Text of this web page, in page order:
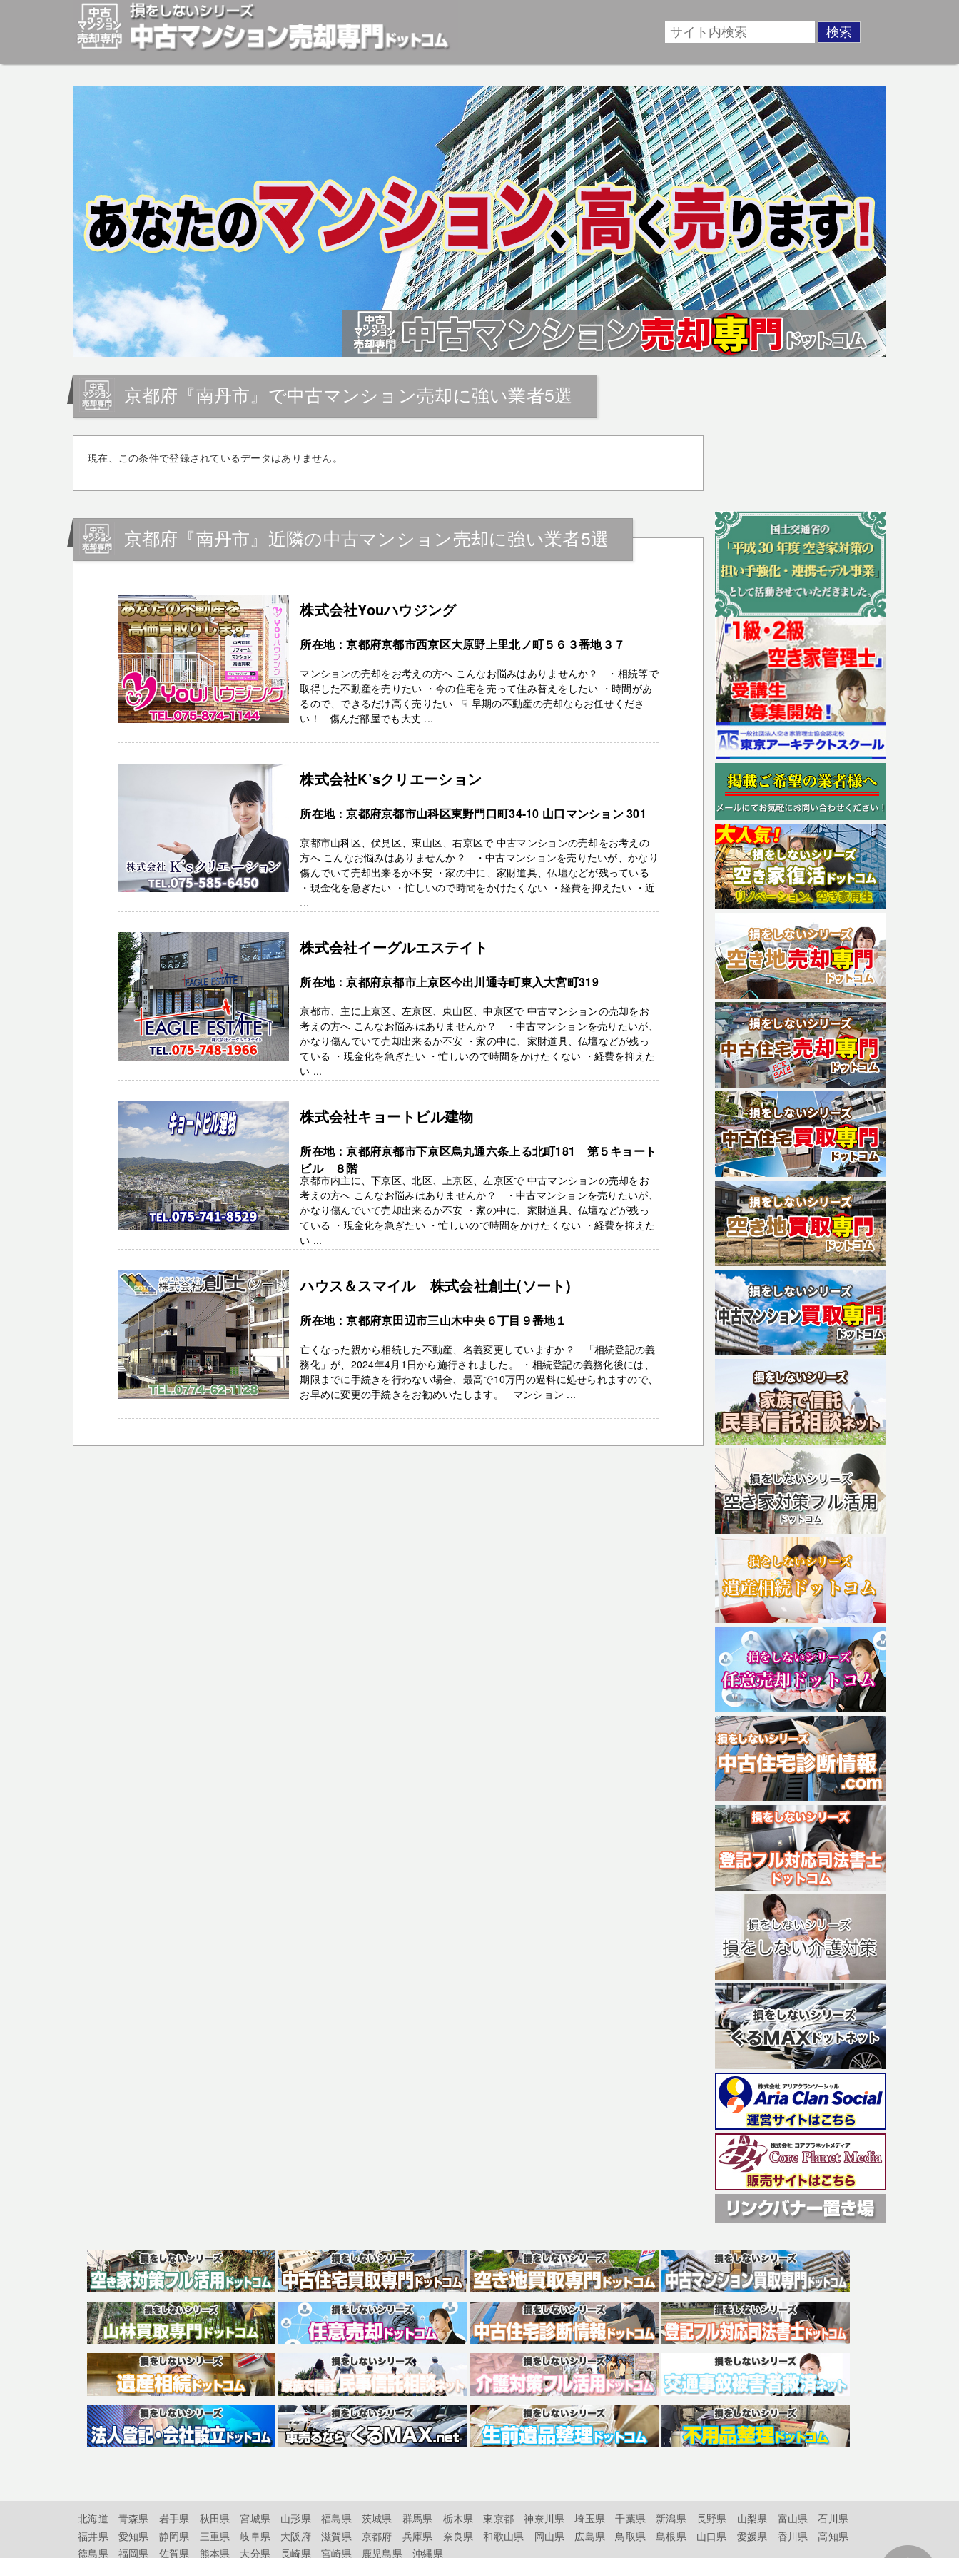
マンションの「売却」は「個人」の方々が、「買取」は不動産や開発等の「業者」が物件を買います。一般的に「売却」は時間はかかるが相場に準じた売却金額、「買取」は短期ではあるが相場より
安めの売却金額と言われています。マンションの売却をご検討中の方はお気軽にご相談ください。マンション、アパート、相続不動産など不動産売却のお悩みを全国の専門家が解決致します！
京都府『南丹市』で中古マンション売却に強い業者5選
現在、この条件で登録されているデータはありません。
京都府『南丹市』近隣の中古マンション売却に強い業者5選
株式会社Youハウジング
所在地：京都府京都市西京区大原野上里北ノ町５６３番地３７
マンションの売却をお考えの方へ こんなお悩みはありませんか？ ・相続等で
取得した不動産を売りたい ・今の住宅を売って住み替えをしたい ・時間があ
るので、できるだけ高く売りたい ☟ 早期の不動産の売却ならお任せくださ
い！ 傷んだ部屋でも大丈 ...
株式会社K’sクリエーション
所在地：京都府京都市山科区東野門口町34-10 山口マンション 301
京都市山科区、伏見区、東山区、右京区で 中古マンションの売却をお考えの
方へ こんなお悩みはありませんか？ ・中古マンションを売りたいが、かなり
傷んでいて売却出来るか不安 ・家の中に、家財道具、仏壇などが残っている
・現金化を急ぎたい ・忙しいので時間をかけたくない ・経費を抑えたい ・近
...
株式会社イーグルエステイト
所在地：京都府京都市上京区今出川通寺町東入大宮町319
京都市、主に上京区、左京区、東山区、中京区で 中古マンションの売却をお
考えの方へ こんなお悩みはありませんか？ ・中古マンションを売りたいが、
かなり傷んでいて売却出来るか不安 ・家の中に、家財道具、仏壇などが残っ
ている ・現金化を急ぎたい ・忙しいので時間をかけたくない ・経費を抑えた
い ...
株式会社キョートビル建物
所在地：京都府京都市下京区烏丸通六条上る北町181 第５キョート
ビル ８階
京都市内主に、下京区、北区、上京区、左京区で 中古マンションの売却をお
考えの方へ こんなお悩みはありませんか？ ・中古マンションを売りたいが、
かなり傷んでいて売却出来るか不安 ・家の中に、家財道具、仏壇などが残っ
ている ・現金化を急ぎたい ・忙しいので時間をかけたくない ・経費を抑えた
い ...
ハウス＆スマイル 株式会社創土(ソート)
所在地：京都府京田辺市三山木中央６丁目９番地１
亡くなった親から相続した不動産、名義変更していますか？ 「相続登記の義
務化」が、2024年4月1日から施行されました。 ・相続登記の義務化後には、
期限までに手続きを行わない場合、最高で10万円の過料に処せられますので、
お早めに変更の手続きをお勧めいたします。 マンション ...
北海道 青森県 岩手県 秋田県 宮城県 山形県 福島県 茨城県 群馬県 栃木県 東京都 神奈川県 埼玉県 千葉県 新潟県 長野県 山梨県 富山県
石川県
福井県
愛知県 静岡県 三重県 岐阜県 大阪府 滋賀県 京都府 兵庫県 奈良県 和歌山県 岡山県 広島県 鳥取県 島根県 山口県 愛媛県 香川県
高知県
徳島県
福岡県 佐賀県 熊本県 大分県 長崎県 宮崎県 鹿児島県 沖縄県